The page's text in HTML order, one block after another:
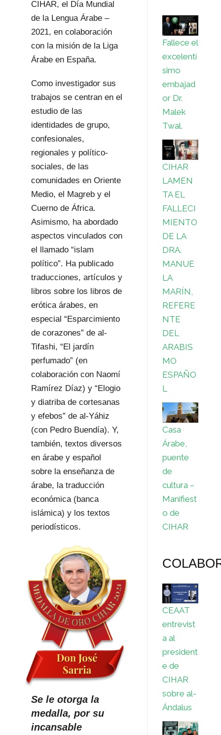
CIHAR, el Día Mundial
de la Lengua Árabe –
2021, en colaboración
con la misión de la Liga
Árabe en España.
Como investigador sus
trabajos se centran en el
estudio de las
identidades de grupo,
confesionales,
regionales y político-
sociales, de las
comunidades en Oriente
Medio, el Magreb y el
Cuerno de África.
Asimismo, ha abordado
aspectos vinculados con
el llamado “islam
político”. Ha publicado
traducciones, artículos y
libros sobre los libros de
erótica árabes, en
especial “Esparcimiento
de corazones” de al-
Tifashi, “El jardín
perfumado” (en
colaboración con Naomí
Ramírez Díaz) y “Elogio
y diatriba de cortesanas
y efebos” de al-Yáhiz
(con Pedro Buendía). Y,
también, textos diversos
en árabe y español
sobre la enseñanza de
árabe, la traducción
económica (banca
islámica) y los textos
periodísticos.
Se le otorga la
medalla, por su
incansable
Fallece el
excelentí
simo
embajad
or Dr.
Malek
Twal.
CIHAR
LAMEN
TA EL
FALLECI
MIENTO
DE LA
DRA.
MANUE
LA
MARÍN,
REFERE
NTE
DEL
ARABIS
MO
ESPAÑO
L
Casa
Árabe,
puente
de
cultura –
Manifiest
o de
CIHAR
CEAAT
entrevist
a al
president
e de
CIHAR
sobre al-
Ándalus